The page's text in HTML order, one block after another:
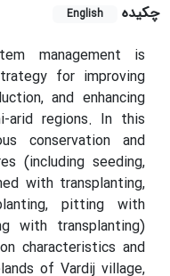
چکیده
English
management is
for improving
and enhancing
arid regions. In this
conservation and
(including seeding,
with transplanting,
pitting with
with transplanting)
characteristics and
of Vardij village,